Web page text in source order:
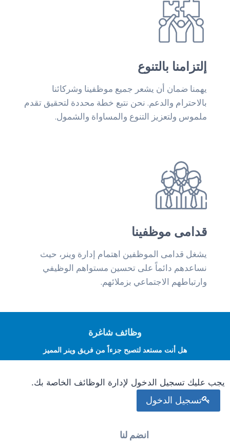
إلتزامنا بالتنوع
يهمنا ضمان أن يشعر جميع موظفينا وشركائنا
بالاحترام والدعم. نحن نتبع خطة محددة لتحقيق تقدم
ملموس ولتعزيز التنوع والمساواة والشمول.
قدامى موظفينا
يشغل قدامى الموظفين اهتمام إدارة وينر، حيث
نساعدهم دائماً على تحسين مستواهم الوظيفي
وارتباطهم الاجتماعي بزملائهم.
وظائف شاغرة
هل أنت مستعد لتصبح جزءاً من فريق وينر المميز
يجب عليك تسجيل الدخول لإدارة الوظائف الخاصة بك.
تسجيل الدخول
انضم لنا